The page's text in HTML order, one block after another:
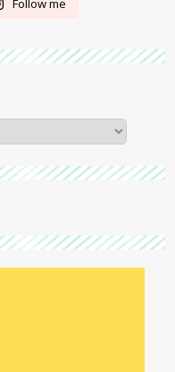
Follow me